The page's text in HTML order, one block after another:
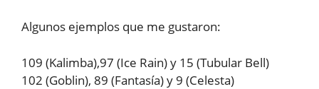
Algunos ejemplos que me gustaron:
109 (Kalimba),97 (Ice Rain) y 15 (Tubular Bell)
102 (Goblin), 89 (Fantasía) y 9 (Celesta)